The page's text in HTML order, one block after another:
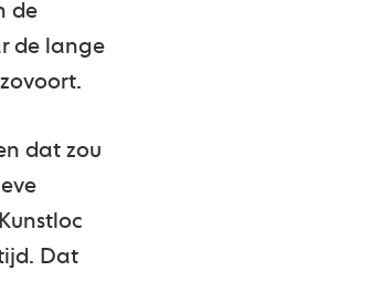
de
de lange
dat zou
Dat